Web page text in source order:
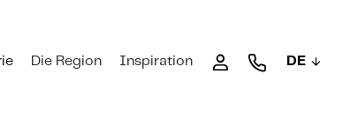
DE
Die Region Inspiration